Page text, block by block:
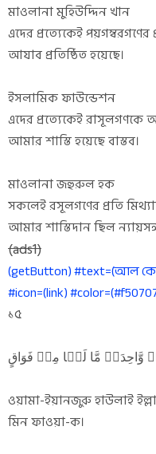
মাওলানা মুহিউদ্দিন খান
এদের প্রত্যেকেই
আযাব প্রতিষ্ঠিত হয়েছে।
ইসলামিক ফাউন্ডেশন
এদের প্রত্যেকেই রাসূলগণকে
আমার শাস্তি হয়েছে বাস্তব।
মাওলানা জহুরুল হক
সকলেই রসূলগণের প্রতি
আমার শাস্তিদান ছিল
(ads1)
(getButton) #text=(আল
#icon=(link)
১৫
مَّا لَہَا مِنۡ فَوَاقٍ
ওয়ামা-ইয়ানজুরু হাউলাই
মিন ফাওয়া-ক।